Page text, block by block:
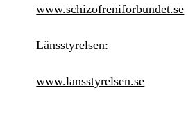
www.schizofreniforbundet.se
Länsstyrelsen:
www.lansstyrelsen.se